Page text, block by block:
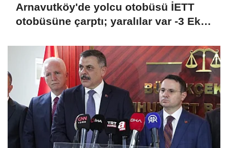
Arnavutköy'de yolcu otobüsü İETT
otobüsüne çarptı; yaralılar var -3 Ek